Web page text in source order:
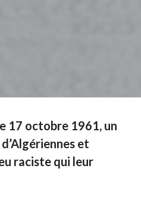
17 octobre 1961, un
et
raciste qui leur